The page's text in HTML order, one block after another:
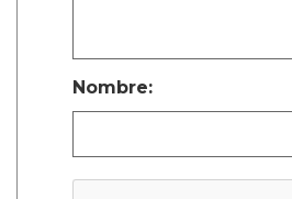
Nombre: